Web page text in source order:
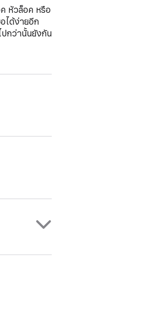
หัวล็อค หรือ
ได้ง่ายอีก
ปกว่านั้นยังกัน